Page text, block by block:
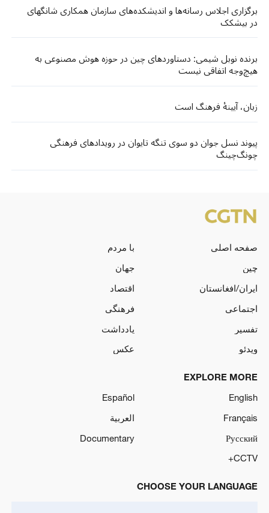
برگزاری اجلاس رسانه‌ها و اندیشکده‌های سازمان همکاری شانگهای
در بیشکک
برنده نوبل شیمی: دستاوردهای چین در حوزه هوش مصنوعی به
هیچ‌وجه اتفاقی نیست
زبان، آیینهٔ فرهنگ است
پیوند نسل جوان دو سوی تنگه تایوان در رویدادهای فرهنگی
چونگ‌چینگ
صفحه اصلی
با مردم
چین
جهان
ایران/افغانستان
اقتصاد
اجتماعی
فرهنگی
تفسیر
یادداشت
ویدئو
عکس
EXPLORE MORE
English
Español
Français
العربية
Русский
Documentary
CCTV+
CHOOSE YOUR LANGUAGE